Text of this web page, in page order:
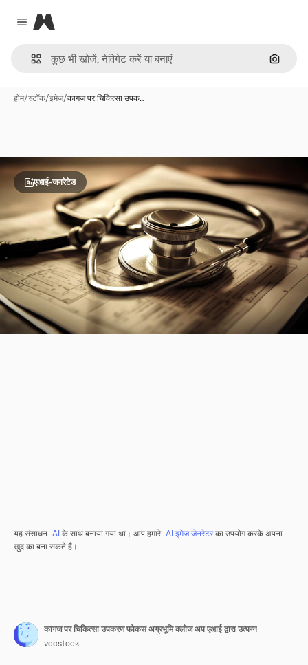
Close menu
Magnific
इमेज से
होम/स्टॉक/इमेज/कागज पर चिकित्सा उपक…
एआई-जनरेटेड
यह संसाधन AIके साथ बनाया गया था। आप हमारे AI इमेज जेनरेटरका उपयोग करके अपना
खुद का बना सकते हैं।
कागज पर चिकित्सा उपकरण फोकस अग्रभूमि क्लोज अप एआई द्वारा उत्पन्न
vecstock